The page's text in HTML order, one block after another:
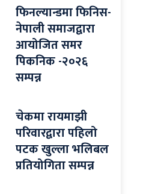
फिनल्यान्डमा फिनिस-
नेपाली समाजद्वारा
आयोजित समर
पिकनिक -२०२६
सम्पन्न
चेकमा रायमाझी
परिवारद्वारा पहिलो
पटक खुल्ला भलिबल
प्रतियोगिता सम्पन्न